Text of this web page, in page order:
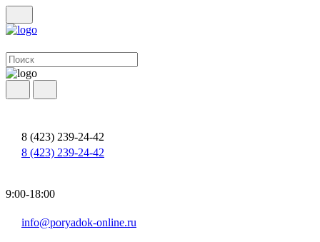
8 (423) 239-24-42
8 (423) 239-24-42
9:00-18:00
info@poryadok-online.ru